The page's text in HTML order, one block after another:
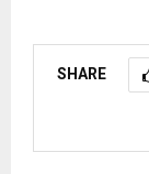
SHARE